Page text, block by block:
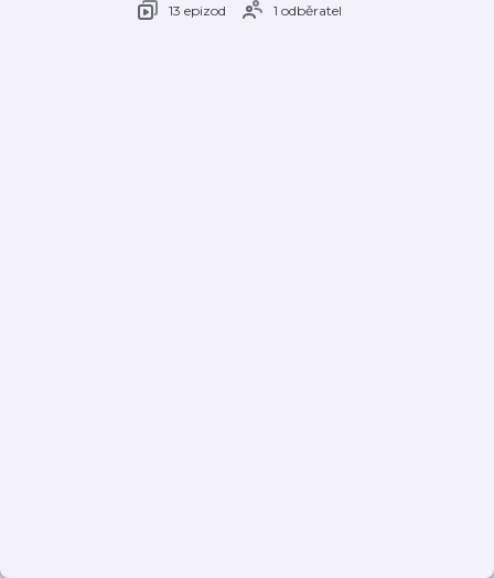
13 epizod
1 odběratel